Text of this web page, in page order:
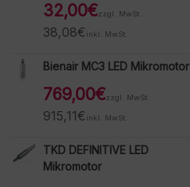
32,00€zzgl. MwSt.
38,08€ inkl. MwSt.
Bienair MC3 LED Mikromotor
769,00€zzgl. MwSt.
915,11€ inkl. MwSt.
TKD DEFINITIVE LED
Mikromotor